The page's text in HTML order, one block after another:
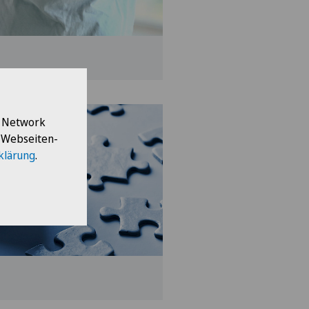
Network
.